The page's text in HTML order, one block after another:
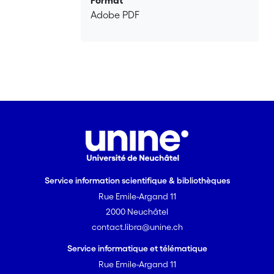
Adobe PDF
Service information scientifique & bibliothèques
Rue Emile-Argand 11
2000 Neuchâtel
contact.libra@unine.ch
Service informatique et télématique
Rue Emile-Argand 11